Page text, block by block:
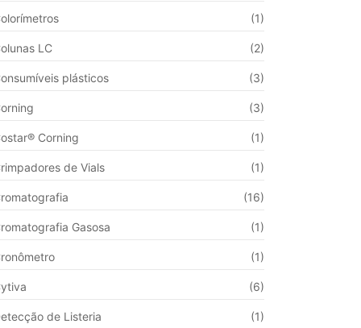
(1)
LC (2)
plásticos (3)
(3)
Corning (1)
de Vials (1)
(16)
Gasosa (1)
(1)
(6)
de Listeria (1)